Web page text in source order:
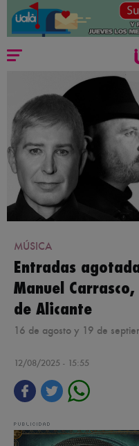
MÚSICA
Entradas
Manuel
de Alicante
16 de agosto y 19 de
12/08/2025 - 15:55